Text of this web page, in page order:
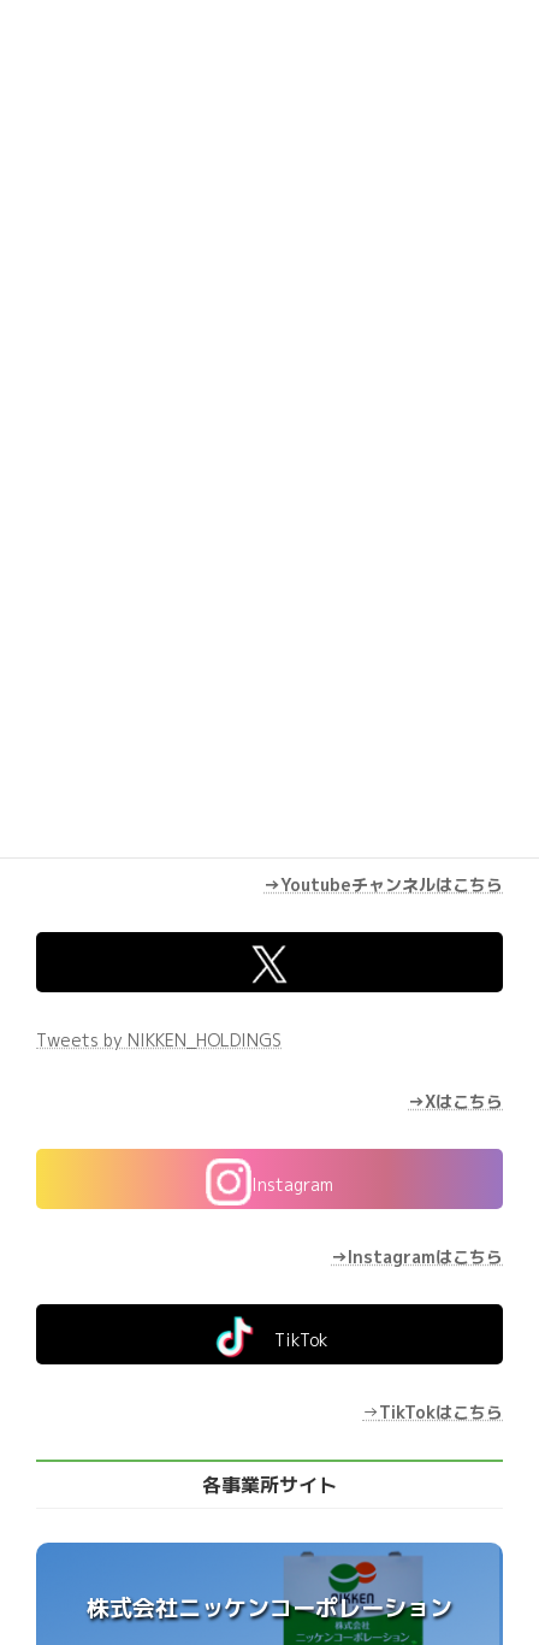
→Youtubeチャンネルはこちら
Tweets by NIKKEN_HOLDINGS
→Xはこちら
Instagram
→Instagramはこちら
TikTok
→TikTokはこちら
各事業所サイト
株式会社ニッケンコーポレーション